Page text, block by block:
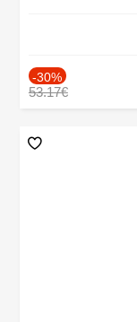
-30%
53.17€